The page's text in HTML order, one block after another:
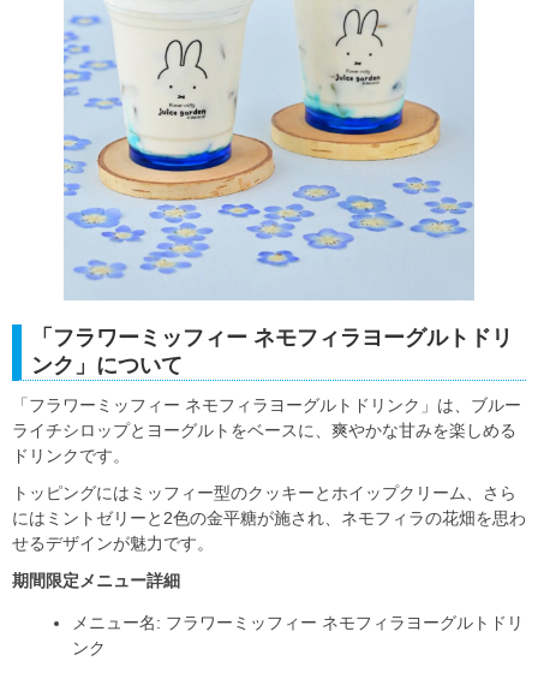
「フラワーミッフィー ネモフィラヨーグルトドリ
ンク」について
「フラワーミッフィー ネモフィラヨーグルトドリンク」は、ブルー
ライチシロップとヨーグルトをベースに、爽やかな甘みを楽しめる
ドリンクです。
トッピングにはミッフィー型のクッキーとホイップクリーム、さら
にはミントゼリーと2色の金平糖が施され、ネモフィラの花畑を思わ
せるデザインが魅力です。
期間限定メニュー詳細
メニュー名: フラワーミッフィー ネモフィラヨーグルトドリ
ンク